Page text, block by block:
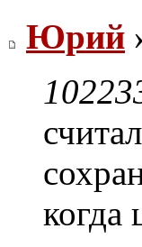
Юрий
когда